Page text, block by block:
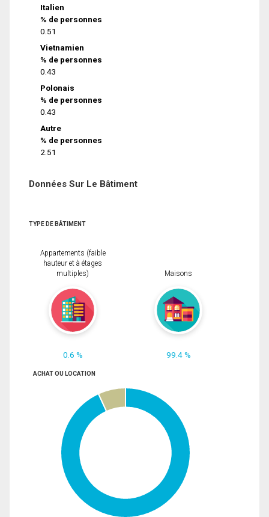
Italien
% de personnes
0.51
Vietnamien
% de personnes
0.43
Polonais
% de personnes
0.43
Autre
% de personnes
2.51
Données Sur Le Bâtiment
TYPE DE BÂTIMENT
Appartements (faible
hauteur et à étages
multiples)
0.6 %
Maisons
99.4 %
ACHAT OU LOCATION